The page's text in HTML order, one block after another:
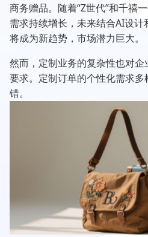
商务赠品。随着“Z世代”和千禧
需求持续增长，未来结合AI设
将成为新趋势，市场潜力巨大。
然而，定制业务的复杂性也对
要求。定制订单的个性化需求
错。